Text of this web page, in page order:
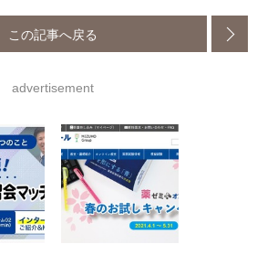
この記事へ戻る
advertisement